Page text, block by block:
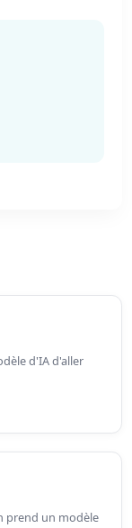
d'IA d'aller
prend un modèle